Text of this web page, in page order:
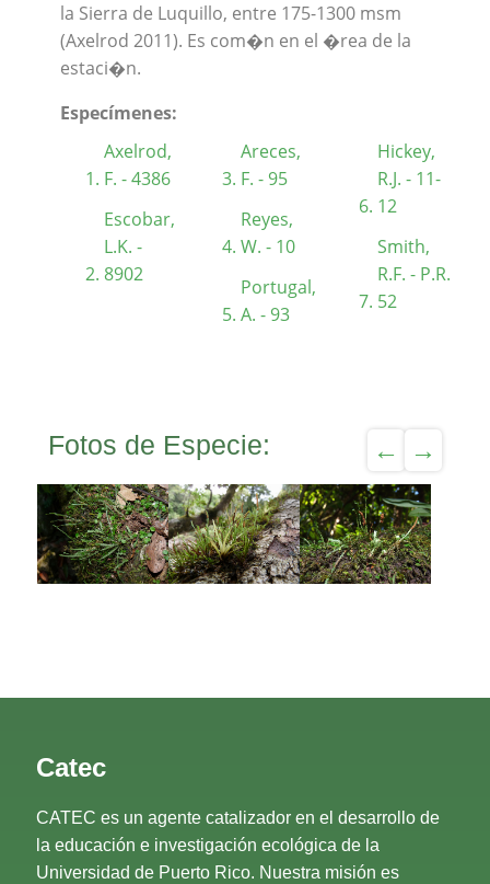
la Sierra de Luquillo, entre 175-1300 msm
(Axelrod 2011). Es com�n en el �rea de la
estaci�n.
Especímenes:
Axelrod,
F. - 4386
Escobar,
L.K. -
8902
Areces,
F. - 95
Reyes,
W. - 10
Portugal,
A. - 93
Hickey,
R.J. - 11-
12
Smith,
R.F. - P.R.
52
Fotos de Especie:
Catec
CATEC es un agente catalizador en el desarrollo de
la educación e investigación ecológica de la
Universidad de Puerto Rico. Nuestra misión es